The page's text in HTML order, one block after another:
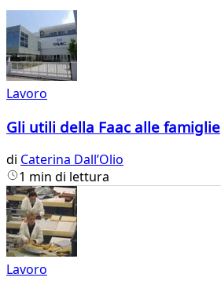
Lavoro
Gli utili della Faac alle famiglie
di Caterina Dall’Olio
1 min di lettura
Lavoro